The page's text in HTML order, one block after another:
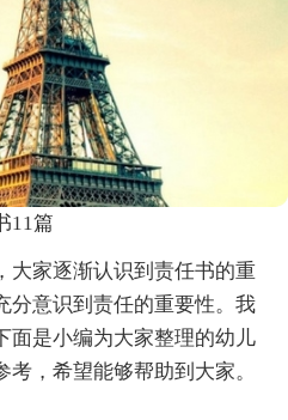
11篇
大家逐渐认识到责任书的重
分意识到责任的重要性。我
面是小编为大家整理的幼儿
，希望能够帮助到大家。